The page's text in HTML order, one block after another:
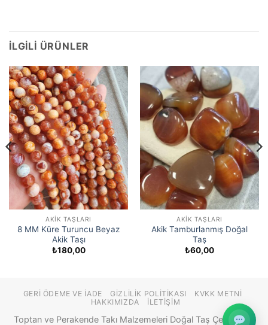
İLGILI ÜRÜNLER
AKIK TAŞLARI
8 MM Küre Turuncu Beyaz
Akik Taşı
₺180,00
AKIK TAŞLARI
Akik Tamburlanmış Doğal
Taş
₺60,00
GERI ÖDEME VE İADE GIZLILIK POLITIKASI
KVKK METNI
HAKKIMIZDA
İLETIŞIM
Toptan ve Perakende Takı Malzemeleri Doğal Taş Çeşitleri ©